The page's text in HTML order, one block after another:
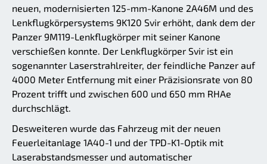
neuen, modernisierten 125-mm-Kanone 2A46M und des
Lenkflugkörpersystems 9K120 Svir erhöht, dank dem der
Panzer 9M119-Lenkflugkörper mit seiner Kanone
verschießen konnte. Der Lenkflugkörper Svir ist ein
sogenannter Laserstrahlreiter, der feindliche Panzer auf
4000 Meter Entfernung mit einer Präzisionsrate von 80
Prozent trifft und zwischen 600 und 650 mm RHAe
durchschlägt.
Desweiteren wurde das Fahrzeug mit der neuen
Feuerleitanlage 1A40-1 und der TPD-K1-Optik mit
Laserabstandsmesser und automatischer